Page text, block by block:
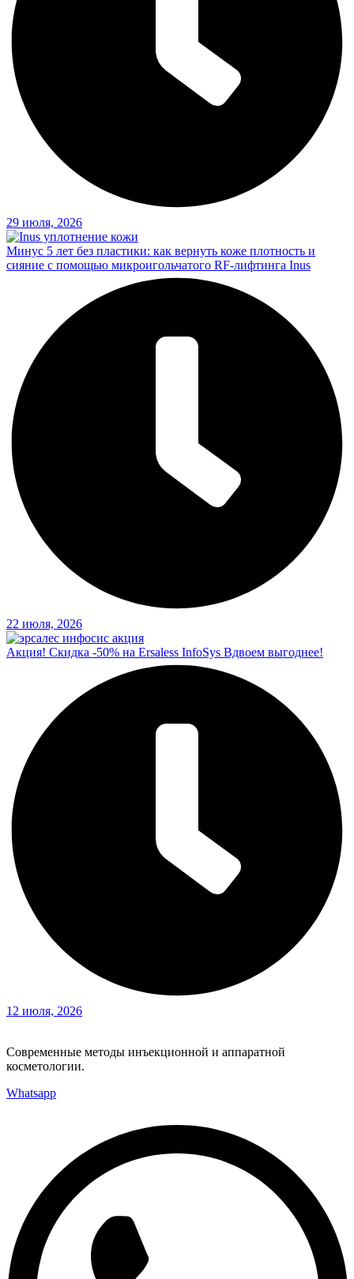
29 июля, 2026
Минус 5 лет без пластики: как вернуть коже плотность и
сияние с помощью микроигольчатого RF-лифтинга Inus
22 июля, 2026
Акция! Скидка -50% на Ersaless InfoSys Вдвоем выгоднее!
12 июля, 2026
Современные методы инъекционной и аппаратной
косметологии.
Whatsapp